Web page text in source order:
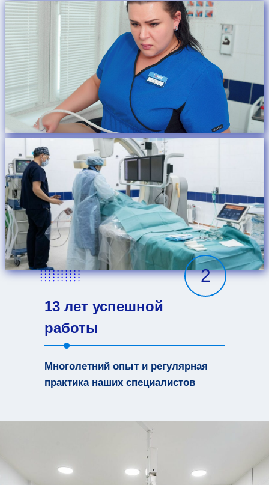
13 лет успешной
работы
Многолетний опыт и регулярная
практика наших специалистов
2